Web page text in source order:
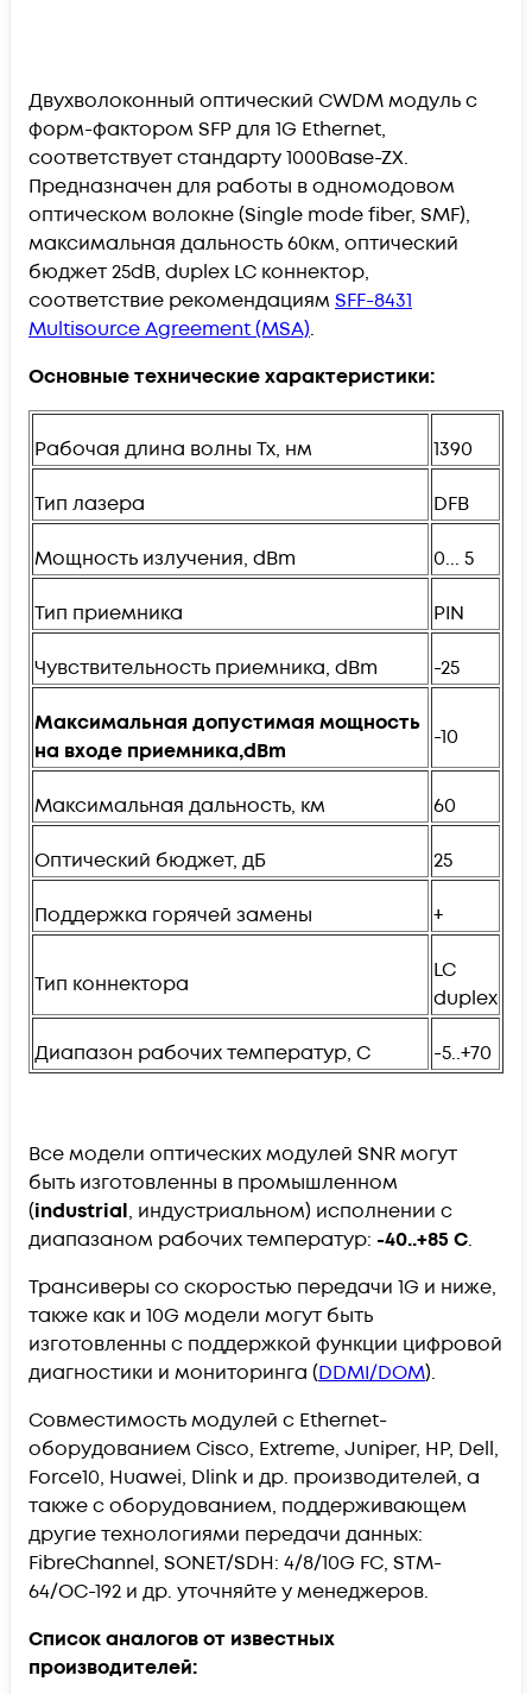
Двухволоконный оптический CWDM модуль с
форм-фактором SFP для 1G Ethernet,
соответствует стандарту 1000Base-ZX.
Предназначен для работы в одномодовом
оптическом волокне (Single mode fiber, SMF),
максимальная дальность 60км, оптический
бюджет 25dB, duplex LC коннектор,
соответствие рекомендациям SFF-8431
Multisource Agreement (MSA).
Основные технические характеристики:
Рабочая длина волны Tx, нм 1390
Тип лазера DFB
Мощность излучения, dBm 0... 5
Тип приемника PIN
Чувствительность приемника, dBm -25
Максимальная допустимая мощность
на входе приемника,dBm
-10
Максимальная дальность, км 60
Оптический бюджет, дБ 25
Поддержка горячей замены +
Тип коннектора
LC
duplex
Диапазон рабочих температур, C -5..+70
Все модели оптических модулей SNR могут
быть изготовленны в промышленном
(industrial, индустриальном) исполнении с
диапазаном рабочих температур: -40..+85 С.
Трансиверы со скоростью передачи 1G и ниже,
также как и 10G модели могут быть
изготовленны с поддержкой функции цифровой
диагностики и мониторинга (DDMI/DOM).
Совместимость модулей с Ethernet-
оборудованием Cisco, Extreme, Juniper, HP, Dell,
Force10, Huawei, Dlink и др. производителей, а
также с оборудованием, поддерживающем
другие технологиями передачи данных:
FibreChannel, SONET/SDH: 4/8/10G FC, STM-
64/OC-192 и др. уточняйте у менеджеров.
Список аналогов от известных
производителей: